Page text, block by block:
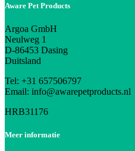
Aware Pet Products
Argoa GmbH
Neulweg 1
D-86453 Dasing
Duitsland
Tel: +31 657506797
Email: info@awarepetproducts.nl
HRB31176
Meer informatie